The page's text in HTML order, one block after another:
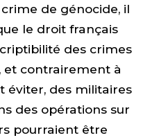
de génocide, il
le droit français
des crimes
et contrairement à
éviter, des militaires
des opérations sur
pourraient être